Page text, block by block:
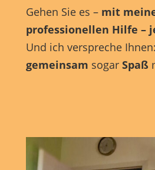
Gehen Sie es – mit
professionellen Hilfe –
Und ich verspreche
gemeinsam sogarSpaß